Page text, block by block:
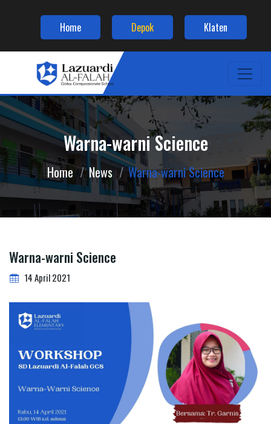
Home Depok Klaten
Warna-warni Science
Home News Warna-warni Science
Warna-warni Science
14 April 2021